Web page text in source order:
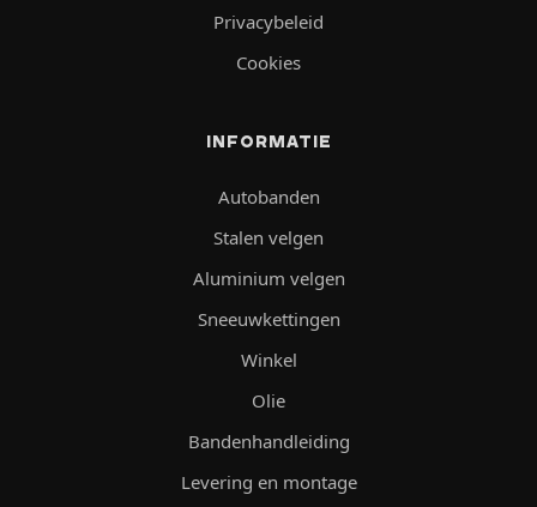
Privacybeleid
Cookies
INFORMATIE
Autobanden
Stalen velgen
Aluminium velgen
Sneeuwkettingen
Winkel
Olie
Bandenhandleiding
Levering en montage